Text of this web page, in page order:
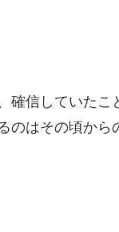
確信していたこ
のはその頃から